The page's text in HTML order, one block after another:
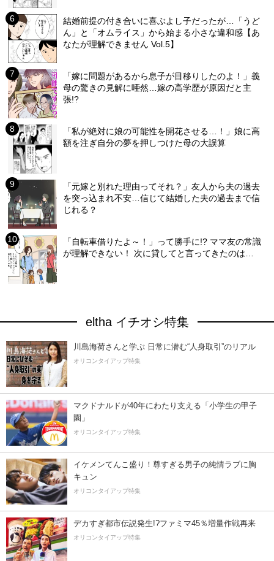
結婚前提の付き合いに喜ぶよし子だったが…「うど
ん」と「オムライス」から始まる小さな違和感【あ
なたが理解できません Vol.5】
「嫁に問題があるから息子が目移りしたのよ！」義
母の驚きの見解に唖然…嫁の高学歴が原因だと主
張!?
「私が絶対に娘の可能性を開花させる…！」娘に高
額を注ぎ自分の夢を押しつけた母の大誤算
「元嫁と別れた理由ってそれ？」友人から夫の過去
を突っ込まれ不安…信じて結婚した夫の過去まで信
じれる？
「自転車借りたよ～！」って勝手に!? ママ友の常識
が理解できない！ 次に貸してと言ってきたのは…
eltha イチオシ特集
川島海荷さんと学ぶ 日常に潜む“人身取引”のリアル
オリコンタイアップ特集
マクドナルドが40年にわたり支える「小学生の甲子
園」
オリコンタイアップ特集
イケメンてんこ盛り！尊すぎる男子の純情ラブに胸
キュン
オリコンタイアップ特集
デカすぎ都市伝説発生!?ファミマ45％増量作戦再来
オリコンタイアップ特集